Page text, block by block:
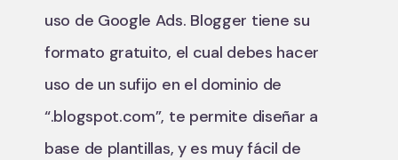
uso de Google Ads. Blogger tiene su
formato gratuito, el cual debes hacer
uso de un sufijo en el dominio de
“.blogspot.com”, te permite diseñar a
base de plantillas, y es muy fácil de